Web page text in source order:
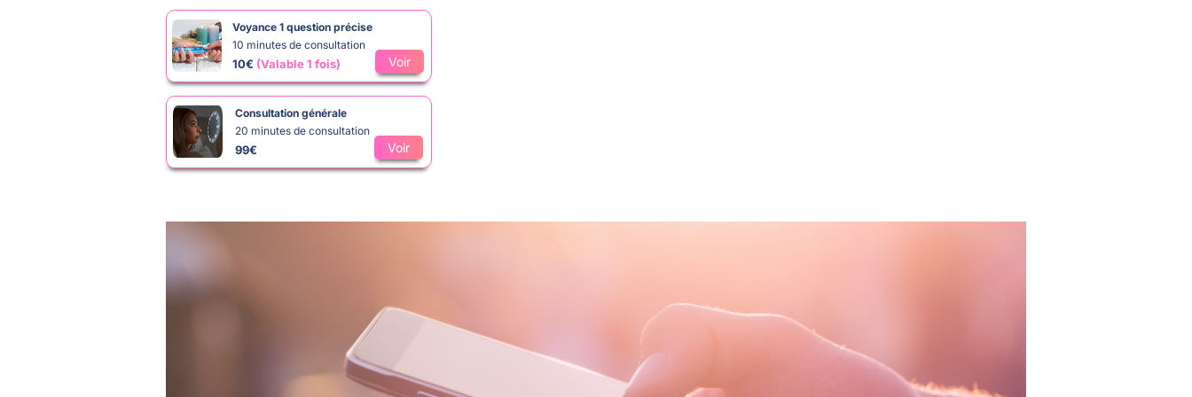
Voyance 1 question précise
10 minutes de consultation
10€ (Valable 1 fois) Voir
Consultation générale
20 minutes de consultation
99€ Voir